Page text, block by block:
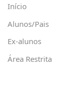
Início
Alunos/Pais
Ex-alunos
Área Restrita